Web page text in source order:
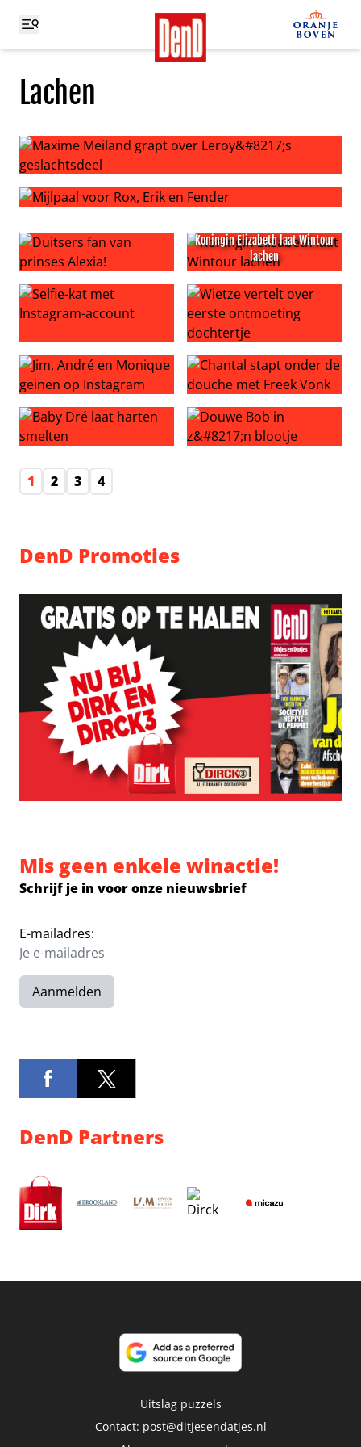
Lachen
Maxime Meiland grapt over Leroy’s geslachtsdeel
Duitsers fan van prinses Alexia!
Koningin Elizabeth laat Wintour
lachen
Koningin Elizabeth laat
Selfie-kat met Instagram-accountWietze vertelt over eerste
Jim, André en Monique geinen op Instagram
Chantal stapt onder de
1
2 3 4
DenD Promoties
Mis geen enkele winactie!
Schrijf je in voor onze nieuwsbrief
E-mailadres:
Aanmelden
DenD Partners
Uitslag puzzels
Contact: post@ditjesendatjes.nl